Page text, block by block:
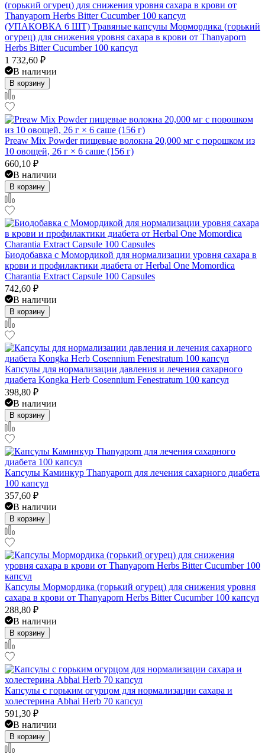
(УПАКОВКА 6 ШТ) Травяные капсулы Мормордика (горький
огурец) для снижения уровня сахара в крови от Thanyaporn
Herbs Bitter Cucumber 100 капсул
1 732,60 ₽
В наличии
В корзину
Preaw Mix Powder пищевые волокна 20,000 мг с порошком из
10 овощей, 26 г × 6 саше (156 г)
660,10 ₽
В наличии
В корзину
Биодобавка с Момордикой для нормализации уровня сахара в
крови и профилактики диабета от Herbal One Momordica
Charantia Extract Capsule 100 Capsules
742,60 ₽
В наличии
В корзину
Капсулы для нормализации давления и лечения сахарного
диабета Kongka Herb Cosennium Fenestratum 100 капсул
398,80 ₽
В наличии
В корзину
Капсулы Каминкур Thanyaporn для лечения сахарного диабета
100 капсул
357,60 ₽
В наличии
В корзину
Капсулы Мормордика (горький огурец) для снижения уровня
сахара в крови от Thanyaporn Herbs Bitter Cucumber 100 капсул
288,80 ₽
В наличии
В корзину
Капсулы с горьким огурцом для нормализации сахара и
холестерина Abhai Herb 70 капсул
591,30 ₽
В наличии
В корзину